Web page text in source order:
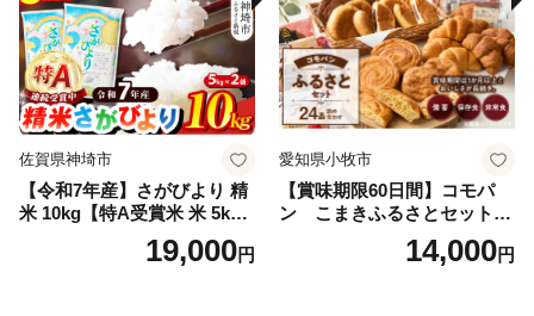
佐賀県神埼市
【令和7年産】さがびより 精
米 10kg【特A受賞米 米 5kg×
2袋 お米 コメ こめ 国産 美味
しい ブランド米 人気 ランキ
19,000円
愛知県小牧市
【賞味期限60日間】コモパ
ン こまきふるさとセット
（24個入り）／災害用備蓄
保存食 非常食 防災グッズに
14,000円